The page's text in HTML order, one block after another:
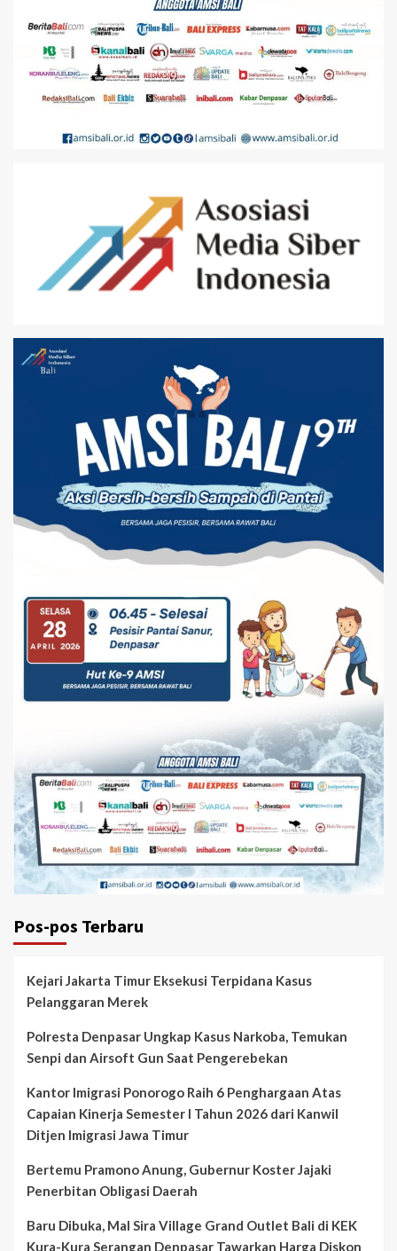
Pos-pos Terbaru
Kejari Jakarta Timur Eksekusi Terpidana Kasus
Pelanggaran Merek
Polresta Denpasar Ungkap Kasus Narkoba, Temukan
Senpi dan Airsoft Gun Saat Pengerebekan
Kantor Imigrasi Ponorogo Raih 6 Penghargaan Atas
Capaian Kinerja Semester I Tahun 2026 dari Kanwil
Ditjen Imigrasi Jawa Timur
Bertemu Pramono Anung, Gubernur Koster Jajaki
Penerbitan Obligasi Daerah
Baru Dibuka, Mal Sira Village Grand Outlet Bali di KEK
Kura-Kura Serangan Denpasar Tawarkan Harga Diskon